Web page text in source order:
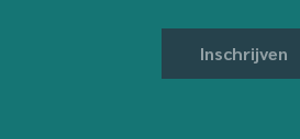
Inschrijven